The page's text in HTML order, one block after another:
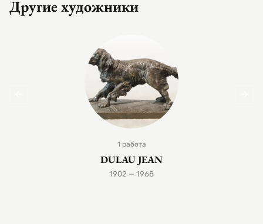
Другие художники
1 работа
DULAU JEAN
1902 — 1968